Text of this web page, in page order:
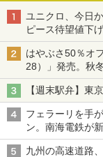
ユニクロ、今日
ピース待望値下
はやぶさ50％オ
28）」発売。秋
【週末駅弁】東
フェラーリを手
ン。南海電鉄が
九州の高速道路